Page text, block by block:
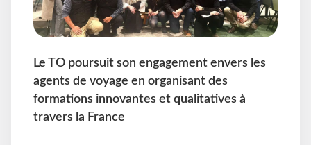
Le TO poursuit son engagement envers les
agents de voyage en organisant des
formations innovantes et qualitatives à
travers la France